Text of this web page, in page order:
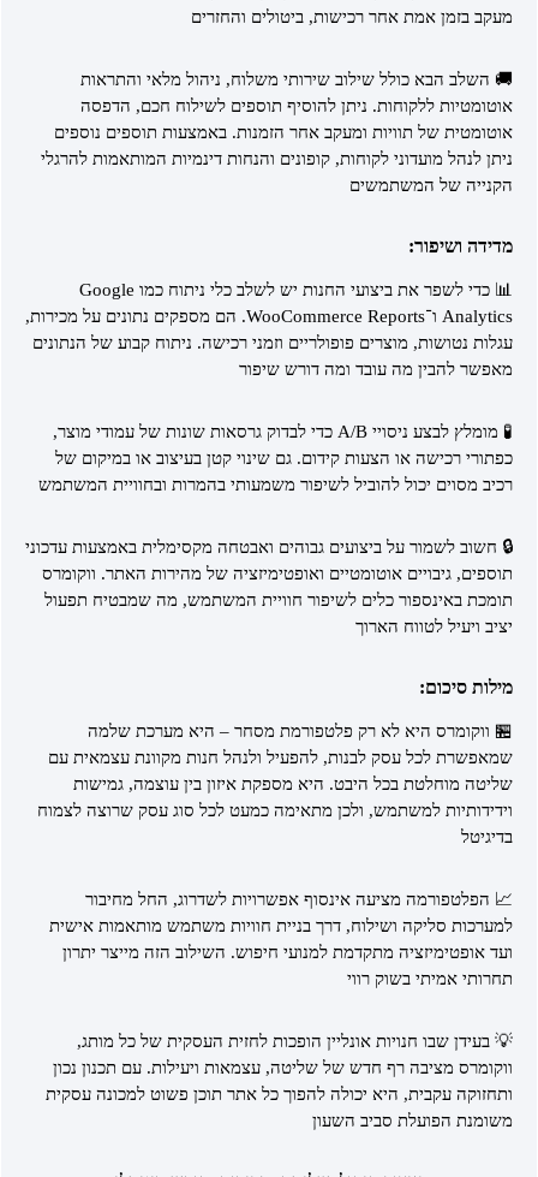
מעקב בזמן אמת אחר רכישות, ביטולים והחזרים
🚚 השלב הבא כולל שילוב שירותי משלוח, ניהול מלאי והתראות
אוטומטיות ללקוחות. ניתן להוסיף תוספים לשילוח חכם, הדפסה
אוטומטית של תוויות ומעקב אחר הזמנות. באמצעות תוספים נוספים
ניתן לנהל מועדוני לקוחות, קופונים והנחות דינמיות המותאמות להרגלי
הקנייה של המשתמשים
מדידה ושיפור:
📊 כדי לשפר את ביצועי החנות יש לשלב כלי ניתוח כמו Google
Analytics ו־WooCommerce Reports. הם מספקים נתונים על מכירות,
עגלות נטושות, מוצרים פופולריים וזמני רכישה. ניתוח קבוע של הנתונים
מאפשר להבין מה עובד ומה דורש שיפור
🧪 מומלץ לבצע ניסויי A/B כדי לבדוק גרסאות שונות של עמודי מוצר,
כפתורי רכישה או הצעות קידום. גם שינוי קטן בעיצוב או במיקום של
רכיב מסוים יכול להוביל לשיפור משמעותי בהמרות ובחוויית המשתמש
🔒 חשוב לשמור על ביצועים גבוהים ואבטחה מקסימלית באמצעות עדכוני
תוספים, גיבויים אוטומטיים ואופטימיזציה של מהירות האתר. ווקומרס
תומכת באינספור כלים לשיפור חוויית המשתמש, מה שמבטיח תפעול
יציב ויעיל לטווח הארוך
מילות סיכום:
🏪 ווקומרס היא לא רק פלטפורמת מסחר – היא מערכת שלמה
שמאפשרת לכל עסק לבנות, להפעיל ולנהל חנות מקוונת עצמאית עם
שליטה מוחלטת בכל היבט. היא מספקת איזון בין עוצמה, גמישות
וידידותיות למשתמש, ולכן מתאימה כמעט לכל סוג עסק שרוצה לצמוח
בדיגיטל
📈 הפלטפורמה מציעה אינסוף אפשרויות לשדרוג, החל מחיבור
למערכות סליקה ושילוח, דרך בניית חוויות משתמש מותאמות אישית
ועד אופטימיזציה מתקדמת למנועי חיפוש. השילוב הזה מייצר יתרון
תחרותי אמיתי בשוק רווי
💡 בעידן שבו חנויות אונליין הופכות לחזית העסקית של כל מותג,
ווקומרס מציבה רף חדש של שליטה, עצמאות ויעילות. עם תכנון נכון
ותחזוקה עקבית, היא יכולה להפוך כל אתר תוכן פשוט למכונה עסקית
משומנת הפועלת סביב השעון